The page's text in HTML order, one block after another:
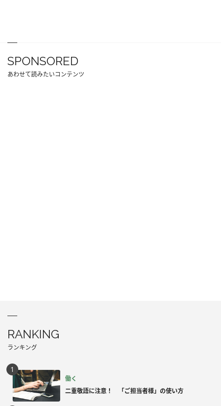
SPONSORED
あわせて読みたいコンテンツ
RANKING
ランキング
働く
二重敬語に注意！ 「ご担当者様」の使い方